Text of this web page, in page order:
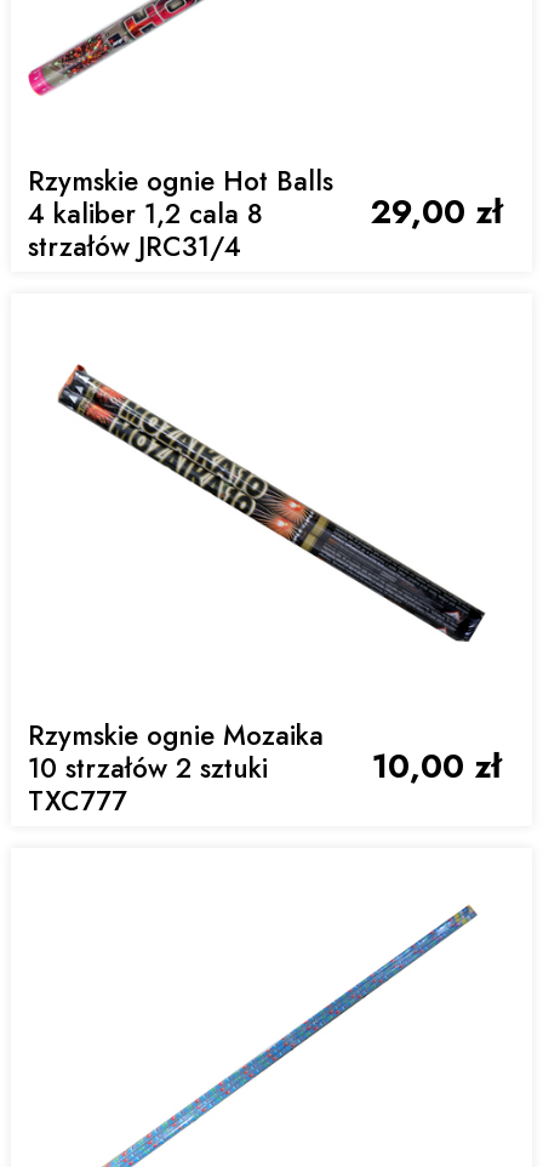
Rzymskie ognie Hot Balls
4 kaliber 1,2 cala 8
strzałów JRC31/4
29,00 zł
Rzymskie ognie Mozaika
10 strzałów 2 sztuki
TXC777
10,00 zł